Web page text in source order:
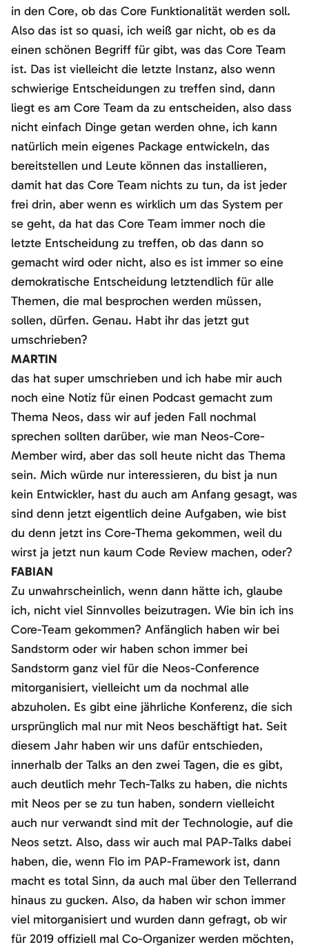
in den Core, ob das Core Funktionalität werden soll.
Also das ist so quasi, ich weiß gar nicht, ob es da
einen schönen Begriff für gibt, was das Core Team
ist. Das ist vielleicht die letzte Instanz, also wenn
schwierige Entscheidungen zu treffen sind, dann
liegt es am Core Team da zu entscheiden, also dass
nicht einfach Dinge getan werden ohne, ich kann
natürlich mein eigenes Package entwickeln, das
bereitstellen und Leute können das installieren,
damit hat das Core Team nichts zu tun, da ist jeder
frei drin, aber wenn es wirklich um das System per
se geht, da hat das Core Team immer noch die
letzte Entscheidung zu treffen, ob das dann so
gemacht wird oder nicht, also es ist immer so eine
demokratische Entscheidung letztendlich für alle
Themen, die mal besprochen werden müssen,
sollen, dürfen. Genau. Habt ihr das jetzt gut
umschrieben?
MARTIN
das hat super umschrieben und ich habe mir auch
noch eine Notiz für einen Podcast gemacht zum
Thema Neos, dass wir auf jeden Fall nochmal
sprechen sollten darüber, wie man Neos-Core-
Member wird, aber das soll heute nicht das Thema
sein. Mich würde nur interessieren, du bist ja nun
kein Entwickler, hast du auch am Anfang gesagt, was
sind denn jetzt eigentlich deine Aufgaben, wie bist
du denn jetzt ins Core-Thema gekommen, weil du
wirst ja jetzt nun kaum Code Review machen, oder?
FABIAN
Zu unwahrscheinlich, wenn dann hätte ich, glaube
ich, nicht viel Sinnvolles beizutragen. Wie bin ich ins
Core-Team gekommen? Anfänglich haben wir bei
Sandstorm oder wir haben schon immer bei
Sandstorm ganz viel für die Neos-Conference
mitorganisiert, vielleicht um da nochmal alle
abzuholen. Es gibt eine jährliche Konferenz, die sich
ursprünglich mal nur mit Neos beschäftigt hat. Seit
diesem Jahr haben wir uns dafür entschieden,
innerhalb der Talks an den zwei Tagen, die es gibt,
auch deutlich mehr Tech-Talks zu haben, die nichts
mit Neos per se zu tun haben, sondern vielleicht
auch nur verwandt sind mit der Technologie, auf die
Neos setzt. Also, dass wir auch mal PAP-Talks dabei
haben, die, wenn Flo im PAP-Framework ist, dann
macht es total Sinn, da auch mal über den Tellerrand
hinaus zu gucken. Also, da haben wir schon immer
viel mitorganisiert und wurden dann gefragt, ob wir
für 2019 offiziell mal Co-Organizer werden möchten,